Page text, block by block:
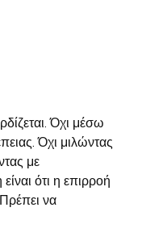
Όχι μέσω
Όχι μιλώντας
με
ότι η επιρροή
να